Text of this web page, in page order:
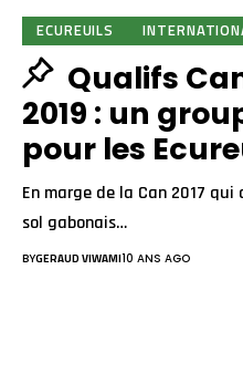
ECUREUILS
Qualifs
2019 : un
pour les
En marge de la Can 2017
sol gabonais…
BYGERAUD VIWAMI10 ANS AGO